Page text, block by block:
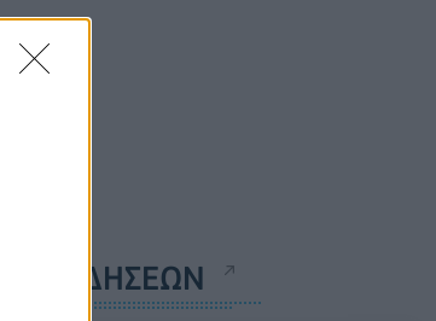
ΡΟΗ ΕΙΔΗΣΕΩΝ